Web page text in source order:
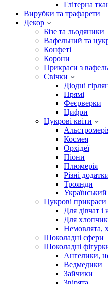
Глітерна
Вирубки та трафарети
Декор
Бізе та льодяники
Вафельний та
Конфеті
Корони
Прикраси з
Свічки
Діодні
Прямі
Феєрверки
Цифри
Цукрові квіти
Космея
Орхідеї
Піони
Плюмерія
Різні додатки
Троянди
Український
Цукрові
Для дівчат і
Для
Немовлята,
Шоколадні сфери
Шоколадні
Ангелики,
Ведмедики
Зайчики
Звірята